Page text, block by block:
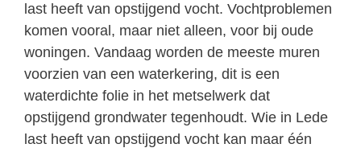
last heeft van opstijgend vocht. Vochtproblemen
komen vooral, maar niet alleen, voor bij oude
woningen. Vandaag worden de meeste muren
voorzien van een waterkering, dit is een
waterdichte folie in het metselwerk dat
opstijgend grondwater tegenhoudt. Wie in Lede
last heeft van opstijgend vocht kan maar één